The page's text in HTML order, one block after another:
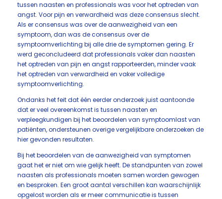
tussen naasten en professionals was voor het optreden van
angst. Voor pijn en verwardheid was deze consensus slecht.
Als er consensus was over de aanwezigheid van een
symptoom, dan was de consensus over de
symptoomverlichting bij alle drie de symptomen gering. Er
werd geconcludeerd dat professionals vaker dan naasten
het optreden van pijn en angst rapporteerden, minder vaak
het optreden van verwardheid en vaker volledige
symptoomverlichting.
Ondanks het feit dat één eerder onderzoek juist aantoonde
dat er veel overeenkomst is tussen naasten en
verpleegkundigen bij het beoordelen van symptoomlast van
patiënten, ondersteunen overige vergelijkbare onderzoeken de
hier gevonden resultaten.
Bij het beoordelen van de aanwezigheid van symptomen
gaat het er niet om wie gelijk heeft. De standpunten van zowel
naasten als professionals moeten samen worden gewogen
en besproken. Een groot aantal verschillen kan waarschijnlijk
opgelost worden als er meer communicatie is tussen